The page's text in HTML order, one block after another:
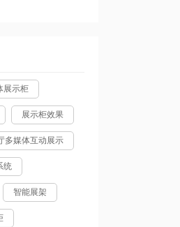
展示柜
展示柜效果
多媒体互动展示
统
智能展架